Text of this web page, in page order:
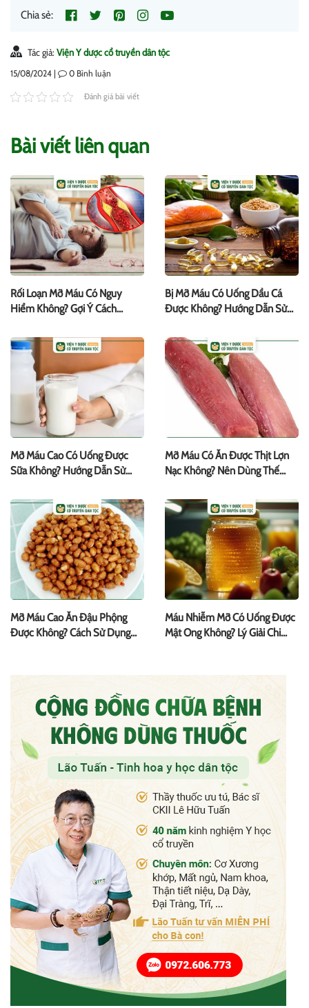
Chia sẻ:
Tác giả: Viện Y dược cổ truyền dân tộc
15/08/2024 | 0 Bình luận
Đánh giá bài viết
Bài viết liên quan
Rối Loạn Mỡ Máu Có Nguy
Hiểm Không? Gợi Ý Cách
Bị Mỡ Máu Có Uống Dầu Cá
Được Không? Hướng Dẫn Sử
Mỡ Máu Cao Có Uống Được
Sữa Không? Hướng Dẫn Sử
Mỡ Máu Có Ăn Được Thịt Lợn
Nạc Không? Nên Dùng Thế
Mỡ Máu Cao Ăn Đậu Phộng
Được Không? Cách Sử Dụng
Máu Nhiễm Mỡ Có Uống Được
Mật Ong Không? Lý Giải Chi